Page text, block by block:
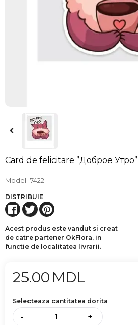
Card de felicitare ”Доброе Утро”
Model 7422
DISTRIBUIE
Acest produs este vandut si creat
de catre partener OkFlora, in
functie de localitatea livrarii.
25.00 MDL
Selecteaza cantitatea dorita
- +